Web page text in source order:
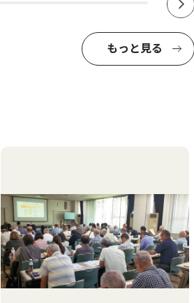
もっと見る